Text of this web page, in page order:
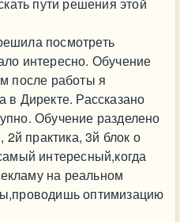
посмотреть
интересно. Обучение
после работы я
в Директе. Рассказано
Обучение разделено
2й практика, 3й блок о
интересный,когда
на реальном
оптимизацию